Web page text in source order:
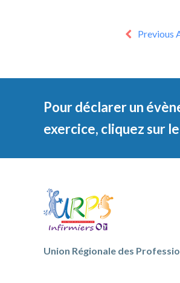
Previous
Pour déclarer un
exercice, cliquez sur
Union Régionale des